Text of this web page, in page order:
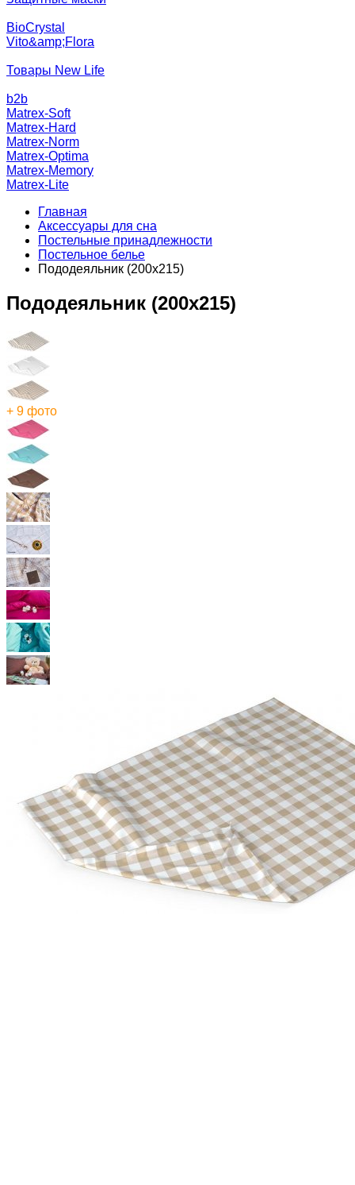
BioCrystal
Vito&amp;Flora
Товары New Life
b2b
Matrex-Soft
Matrex-Hard
Matrex-Norm
Matrex-Optima
Matrex-Memory
Matrex-Lite
Главная
Аксессуары для сна
Постельные принадлежности
Постельное белье
Пододеяльник (200x215)
Пододеяльник (200x215)
+ 9 фото